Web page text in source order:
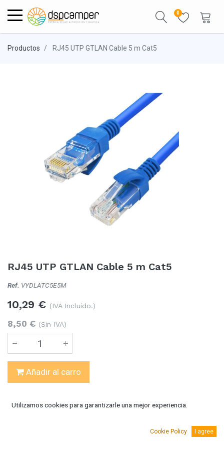
0
Productos RJ45 UTP GTLAN Cable 5 m Cat5
RJ45 UTP GTLAN Cable 5 m Cat5
Ref. VYDLATC5E5M
10,29 € (IVA Incluido.)
8,50 € (Sin IVA)
Añadir al carro
Utilizamos cookies para garantizarle una mejor experiencia.
Cookie Policy I agree